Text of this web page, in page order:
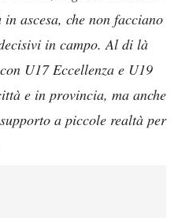
ascesa, che non facciano
in campo. Al di là
U17 Eccellenza e U19
e in provincia, ma anche
a piccole realtà per